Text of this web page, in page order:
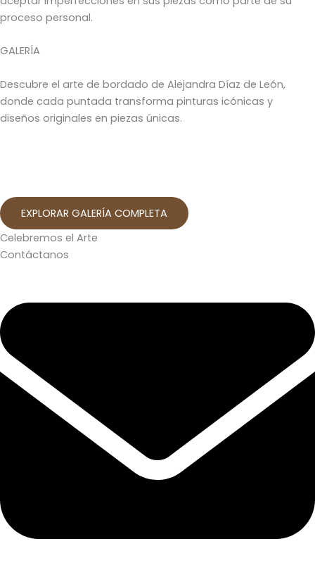
proceso personal.
GALERÍA
Descubre el arte de bordado de Alejandra Díaz de León,
donde cada puntada transforma pinturas icónicas y
diseños originales en piezas únicas.
EXPLORAR GALERÍA COMPLETA
Celebremos el Arte
Contáctanos